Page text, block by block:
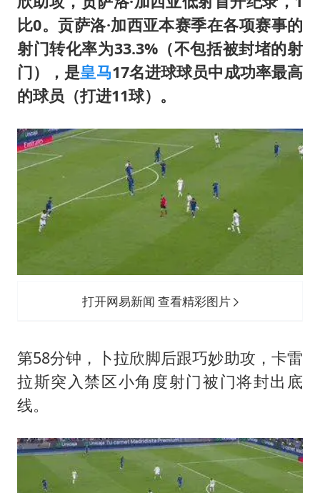
比0。贡萨洛·加西亚本赛季在各项赛事的
射门转化率为33.3%（不包括被封堵的射
门），是皇马17名进球球员中成功率最高
的球员（打进11球）。
打开网易新闻 查看精彩图片
第58分钟，卜拉欣脚后跟巧妙助攻，卡雷
拉斯突入禁区小角度射门被门将封出底
线。